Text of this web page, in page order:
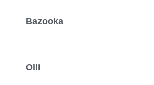
Bazooka
Olli